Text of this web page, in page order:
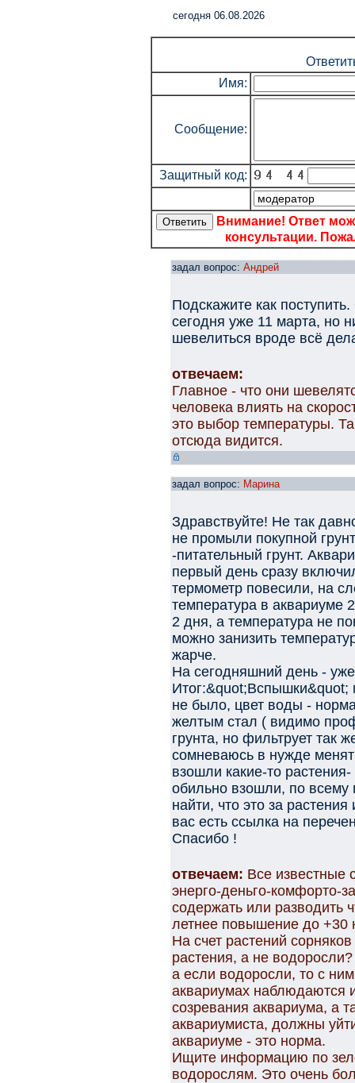
cегодня 06.08.2026
Имя:
Сообщение:
Защитный код:
Внимание! Ответ
консультации.
задал вопрос: Андрей
Подскажите как
сегодня уже 11 марта, но
шевелиться вроде всё
отвечаем:
Главное - что они
человека влиять на
это выбор температуры.
отсюда видится.
задал вопрос: Марина
Здравствуйте! Не так
не промыли покупной
-питательный грунт.
первый день сразу
термометр повесили, на
температура в аквариуме
2 дня, а температура не
можно занизить
жарче.
На сегодняшний день -
Итог:&quot;Вспышки&quot;
не было, цвет воды -
желтым стал ( видимо
грунта, но фильтрует так
сомневаюсь в нужде
взошли какие-то
обильно взошли, по всему
найти, что это за
вас есть ссылка на
Спасибо !
отвечаем: Все известные
энерго-деньго-комфорто-
содержать или разводить
летнее повышение до +30
На счет растений
растения, а не
а если водоросли, то с
аквариумах наблюдаются
созревания аквариума, а
аквариумиста, должны
аквариуме - это норма.
Ищите информацию по
водорослям. Это очень